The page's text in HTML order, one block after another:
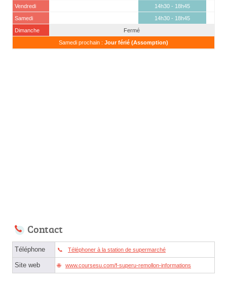
Vendredi
14h30 - 18h45
Samedi
14h30 - 18h45
Dimanche
Fermé
Samedi prochain : Jour férié (Assomption)
Contact
Téléphone Téléphoner à la station de supermarché
Site web www.coursesu.com/f-superu-remollon-informations